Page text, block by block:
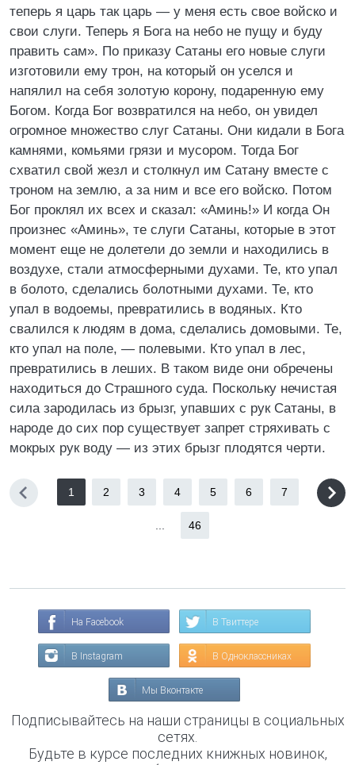
теперь я царь так царь — у меня есть свое войско и
свои слуги. Теперь я Бога на небо не пущу и буду
править сам». По приказу Сатаны его новые слуги
изготовили ему трон, на который он уселся и
напялил на себя золотую корону, подаренную ему
Богом. Когда Бог возвратился на небо, он увидел
огромное множество слуг Сатаны. Они кидали в Бога
камнями, комьями грязи и мусором. Тогда Бог
схватил свой жезл и столкнул им Сатану вместе с
троном на землю, а за ним и все его войско. Потом
Бог проклял их всех и сказал: «Аминь!» И когда Он
произнес «Аминь», те слуги Сатаны, которые в этот
момент еще не долетели до земли и находились в
воздухе, стали атмосферными духами. Те, кто упал
в болото, сделались болотными духами. Те, кто
упал в водоемы, превратились в водяных. Кто
свалился к людям в дома, сделались домовыми. Те,
кто упал на поле, — полевыми. Кто упал в лес,
превратились в леших. В таком виде они обречены
находиться до Страшного суда. Поскольку нечистая
сила зародилась из брызг, упавших с рук Сатаны, в
народе до сих пор существует запрет стряхивать с
мокрых рук воду — из этих брызг плодятся черти.
1 2 3 4 5 6 7
46
На Facebook В Твиттере
В Instagram В Одноклассниках
Мы Вконтакте
Подписывайтесь на наши страницы в социальных
сетях.
Будьте в курсе последних книжных новинок,